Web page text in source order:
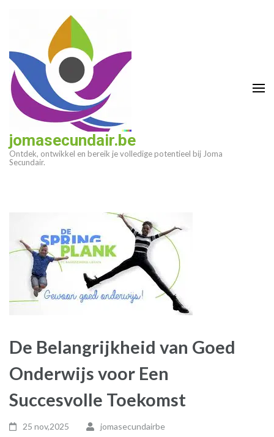
(druk
enter)
jomasecundair.be
Ontdek, ontwikkel en bereik je volledige potentieel bij Joma
Secundair.
De Belangrijkheid van Goed
Onderwijs voor Een
Succesvolle Toekomst
25 nov,2025
jomasecundairbe